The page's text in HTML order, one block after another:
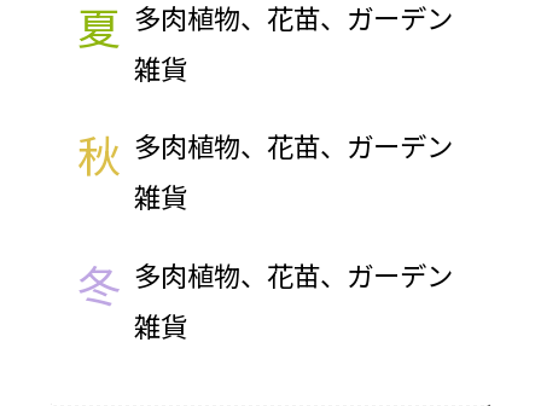
夏 多肉植物、花苗、ガーデン
雑貨
秋 多肉植物、花苗、ガーデン
雑貨
冬 多肉植物、花苗、ガーデン
雑貨